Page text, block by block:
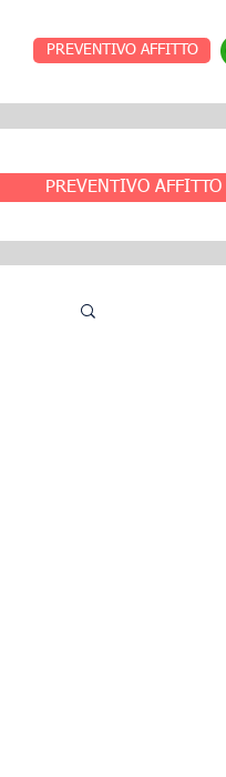
PREVENTIVO AFFITTO
PREVENTIVO AFFITTO